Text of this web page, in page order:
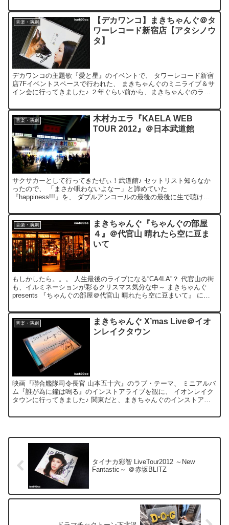
音楽・演劇
【デカワンコ】まきちゃんぐ＠タ
ワーレコード新宿店【アタシノウ
タ】
デカワンコの主題歌『愛と星』のイベントで、 タワーレコード新宿
店7Fイベントスペースで行われた、 まきちゃんぐのミニライブ＆サ
イン会に行ってきました♪ ２年ぐらい前から、まきちゃんぐのライ
音楽・演劇
木村カエラ『KAELA WEB
TOUR 2012』＠日本武道館
サクサカーとして行ってきたぜぃ！武道館♪ セットリスト知らなか
ったので、 「まさか唄わないよなー」と諦めていた
『happiness!!!』を、 ダブルアンコールの最後の最後に生で聴ける
音楽・演劇
まきちゃんぐ『ちゃんぐの部屋
４』＠代官山 晴れたら空に豆ま
いて
もしかしたら。。。 人生最後のライブになる“CA4LA”？ 代官山の街
も、イルミネーションが彩るクリスマス気分な中～ まきちゃんぐ
presents 『ちゃんぐの部屋＠代官山 晴れたら空に豆まいて』 に、
音楽・演劇
まきちゃんぐ X’mas Live＠イオ
ンレイクタウン
映画『聯合艦隊司令長官 山本五十六』のラブ・テーマ、 ミニアルバ
ム『誰が為に鐘は鳴る』のインストアライブを観に、 イオンレイク
タウンに行ってきました♪ 関東だと、まきちゃんぐのインストアは
タイナカ彩智 LiveTour2012 ～New
Fantastic～ ＠赤坂BLITZ